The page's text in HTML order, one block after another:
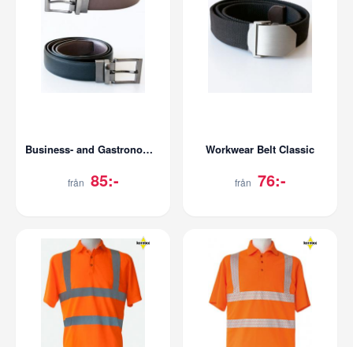
Business- and Gastronomy Reversible Belt
från 85:-
Workwear Belt Classic
från 76:-